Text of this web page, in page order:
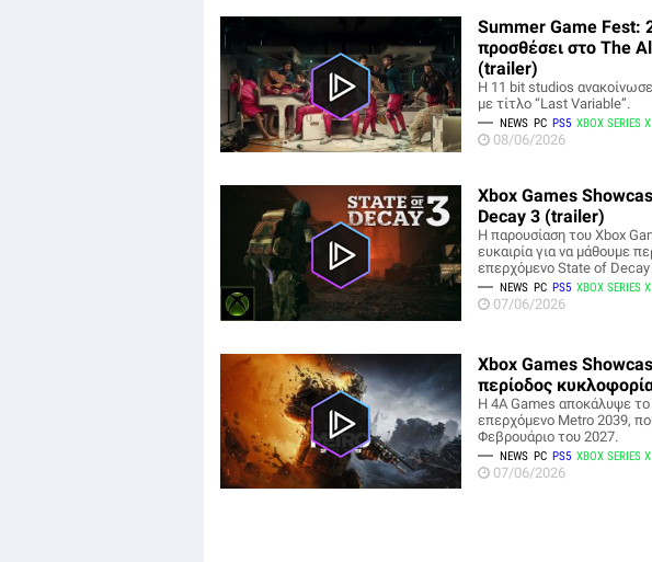
Summer Game Fest:
προσθέσει στο The
(trailer)
Η 11 bit studios
με τίτλο “Last Variable”.
NEWS PC PS5 XBOX SERIES X
08/06/2026
Xbox Games
Decay 3 (trailer)
Η παρουσίαση του Xbox
ευκαιρία για να μάθουμε
επερχόμενο State of Decay
NEWS PC PS5 XBOX SERIES X
07/06/2026
Xbox Games
περίοδος
Η 4A Games αποκάλυψε
επερχόμενο Metro 2039,
Φεβρουάριο του 2027.
NEWS PC PS5 XBOX SERIES X
07/06/2026